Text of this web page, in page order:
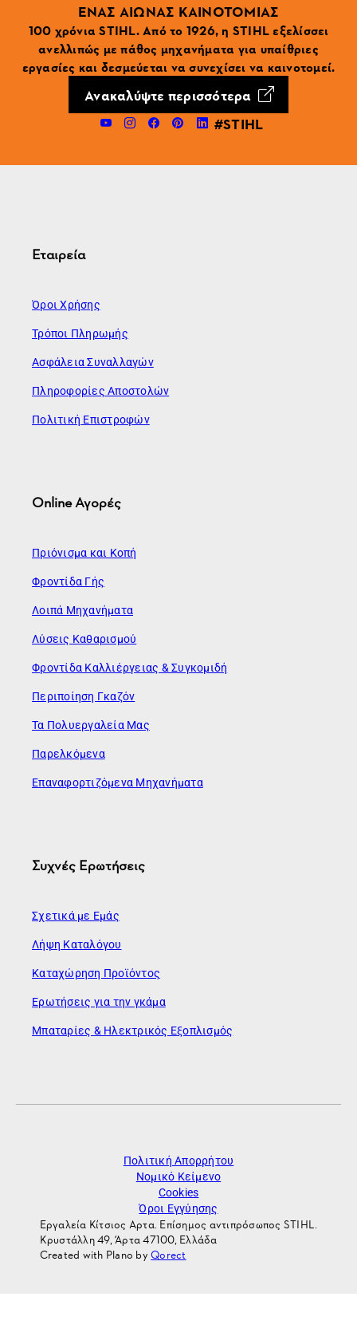
ΕΝΑΣ ΑΙΩΝΑΣ ΚΑΙΝΟΤΟΜΙΑΣ
100 χρόνια STIHL. Από το 1926, η STIHL εξελίσσει
ανελλιπώς με πάθος μηχανήματα για υπαίθριες
εργασίες και δεσμεύεται να συνεχίσει να καινοτομεί.
Ανακαλύψτε περισσότερα
#STIHL
Εταιρεία
Όροι Χρήσης
Τρόποι Πληρωμής
Ασφάλεια Συναλλαγών
Πληροφορίες Αποστολών
Πολιτική Επιστροφών
Online Αγορές
Πριόνισμα και Κοπή
Φροντίδα Γής
Λοιπά Μηχανήματα
Λύσεις Καθαρισμού
Φροντίδα Καλλιέργειας & Συγκομιδή
Περιποίηση Γκαζόν
Τα Πολυεργαλεία Μας
Παρελκόμενα
Επαναφορτιζόμενα Μηχανήματα
Συχνές Ερωτήσεις
Σχετικά με Εμάς
Λήψη Καταλόγου
Καταχώρηση Προϊόντος
Ερωτήσεις για την γκάμα
Μπαταρίες & Ηλεκτρικός Εξοπλισμός
Πολιτική Απορρήτου
Νομικό Κείμενο
Cookies
Όροι Εγγύησης
Εργαλεία Κίτσιος Αρτα. Επίσημος αντιπρόσωπος STIHL.
Κρυστάλλη 49, Άρτα 47100, Ελλάδα
Created with Plano byQorect